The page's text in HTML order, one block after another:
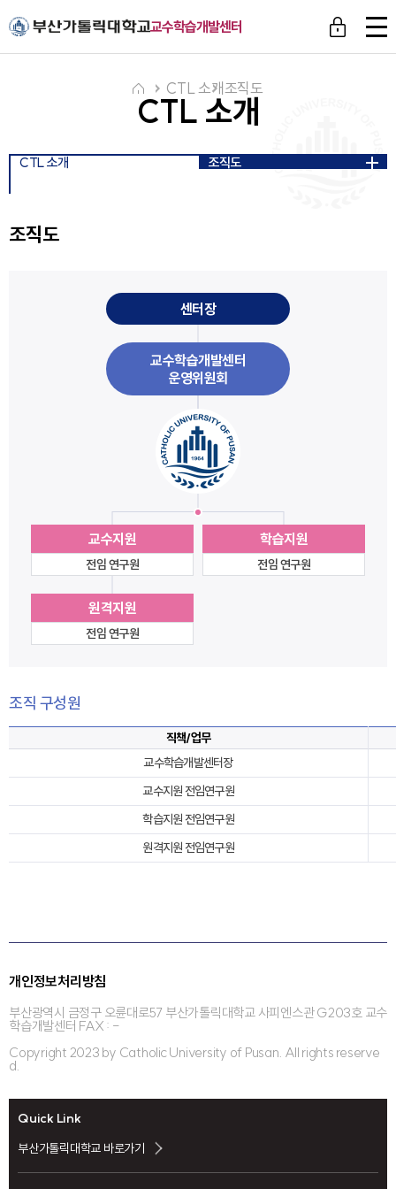
교수학습개발센터
전
체
메
CTL 소개
CTL 소개조직도
CTL 소개 조직도
조직도
센터장
교수학습개발센터
운영위원회
교수지원
전임 연구원
학습지원
전임 연구원
원격지원
전임 연구원
조직 구성원
직책/업무
교수학습개발센터장
교수지원 전임연구원
학습지원 전임연구원
원격지원 전임연구원
개인정보처리방침
부산광역시 금정구 오륜대로57 부산가톨릭대학교 사피엔스관 G203호 교수
학습개발센터 FAX : -
Copyright 2023 by Catholic University of Pusan. All rights reserve
d.
Quick Link
부산가톨릭대학교 바로가기